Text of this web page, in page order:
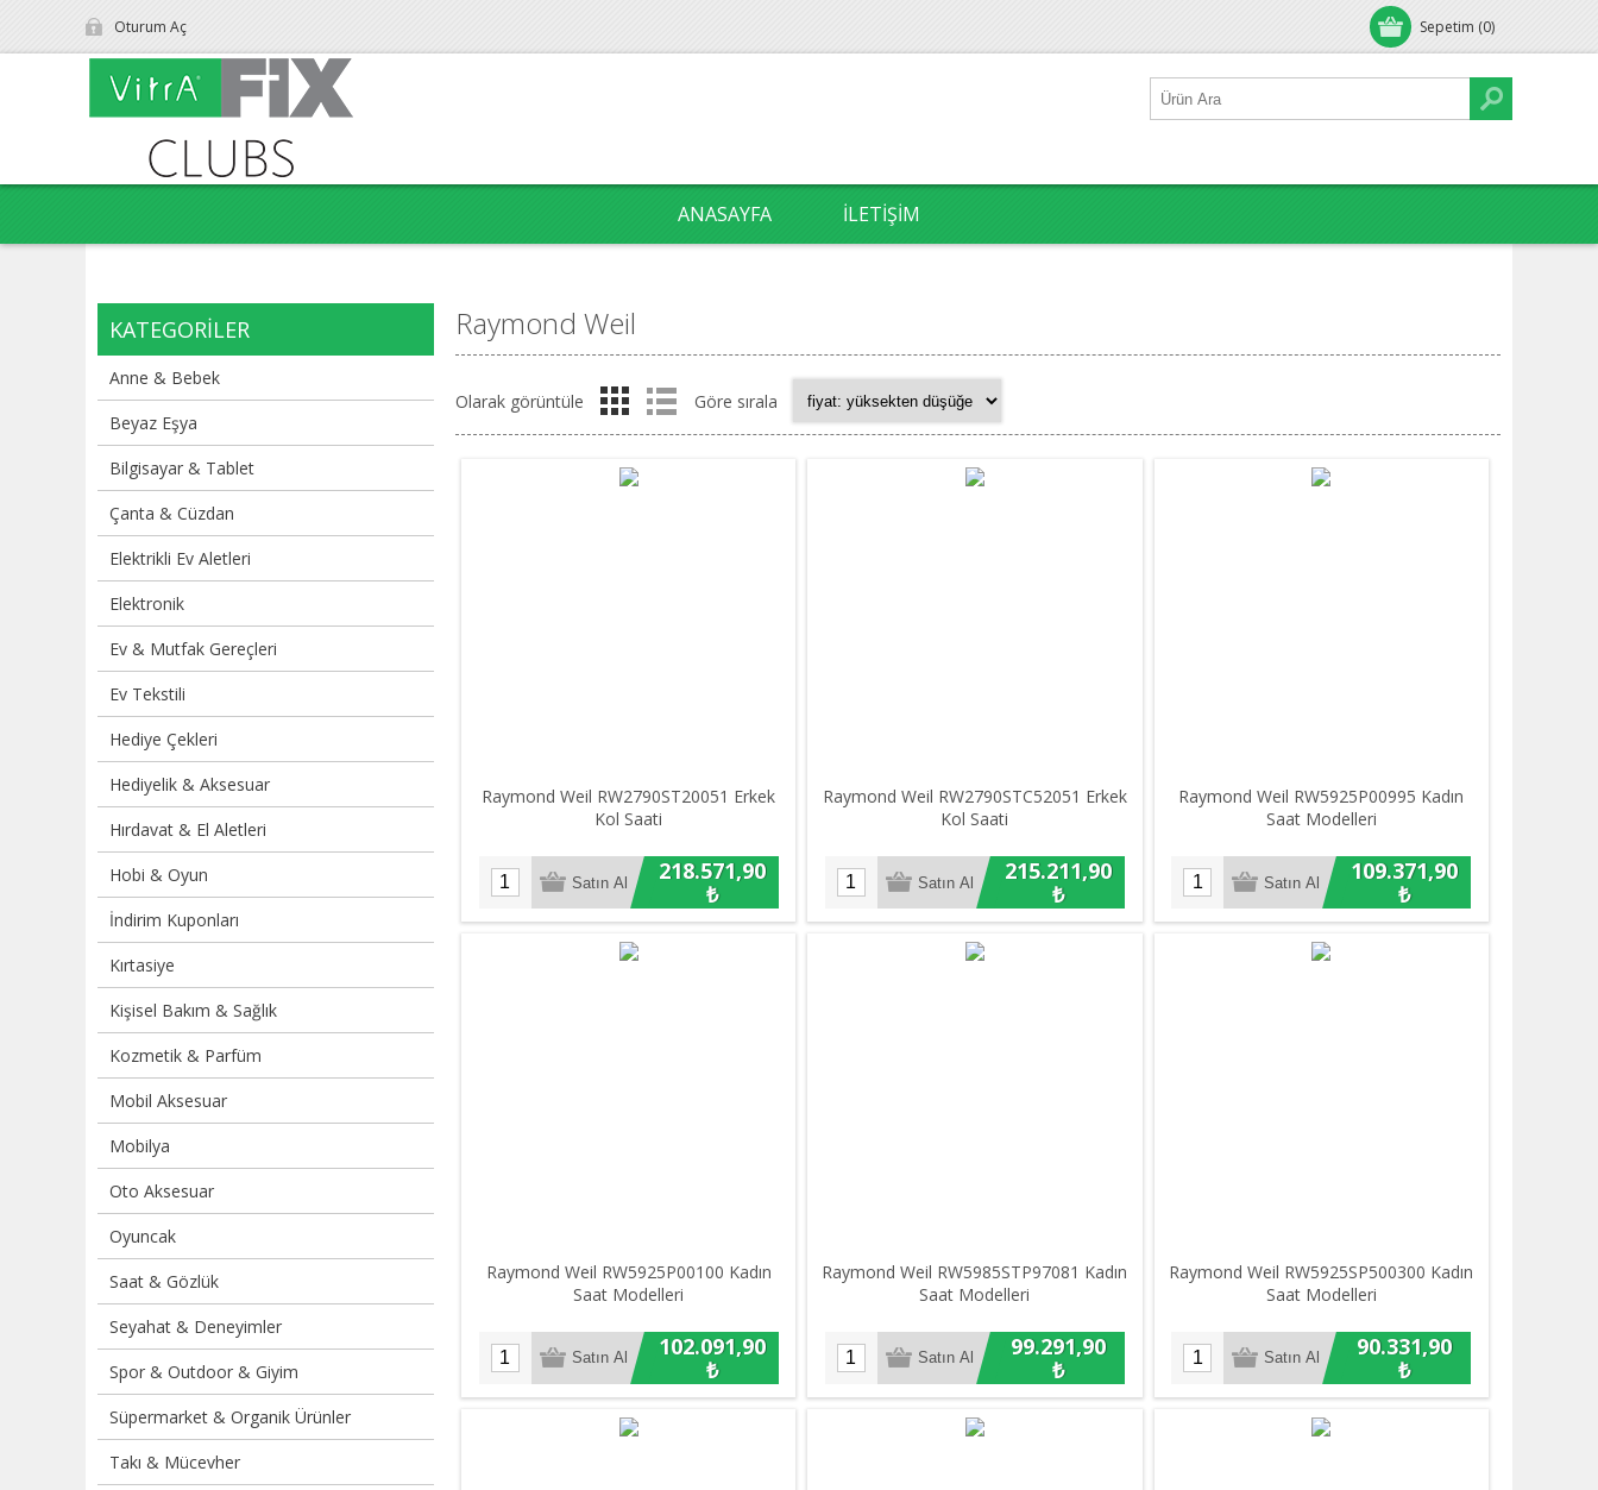
Sepetim (0)
Oturum Aç
ANASAYFA İLETIŞIM
KATEGORILER
Anne & Bebek
Beyaz Eşya
Bilgisayar & Tablet
Çanta & Cüzdan
Elektrikli Ev Aletleri
Elektronik
Ev & Mutfak Gereçleri
Ev Tekstili
Hediye Çekleri
Hediyelik & Aksesuar
Hırdavat & El Aletleri
Hobi & Oyun
İndirim Kuponları
Kırtasiye
Kişisel Bakım & Sağlık
Kozmetik & Parfüm
Mobil Aksesuar
Mobilya
Oto Aksesuar
Oyuncak
Saat & Gözlük
Seyahat & Deneyimler
Spor & Outdoor & Giyim
Süpermarket & Organik Ürünler
Takı & Mücevher
Raymond Weil
Olarak görüntüle Göre sırala
Raymond Weil RW2790ST20051 Erkek
Kol Saati
218.571,90
₺
Raymond Weil RW2790STC52051 Erkek
Kol Saati
215.211,90
₺
Raymond Weil RW5925P00995 Kadın
Saat Modelleri
109.371,90
₺
Raymond Weil RW5925P00100 Kadın
Saat Modelleri
102.091,90
₺
Raymond Weil RW5985STP97081 Kadın
Saat Modelleri
99.291,90
₺
Raymond Weil RW5925SP500300 Kadın
Saat Modelleri
90.331,90
₺